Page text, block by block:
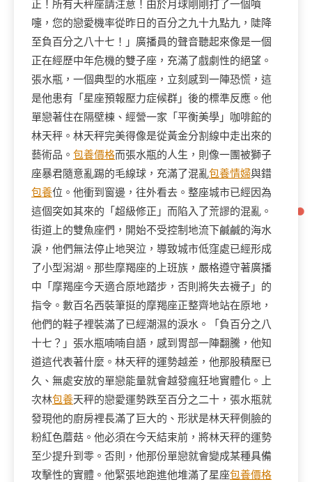
正！所有天秤座請注意！由於月球剛剛打了一個噴
嚏，您的戀愛機率從昨日的百分之九十九點九，陡降
至負百分之八十七！」廣播員的聲音聽起來像是一個
正在經歷中年危機的雙子座，充滿了戲劇性的絕望。
張水瓶，一個典型的水瓶座，立刻感到一陣恐慌，這
是他患有「星座預報壓力症候群」後的標準反應。他
單戀著住在隔壁棟、經營一家「平衡美學」咖啡館的
林天秤。林天秤完美得像是從黃金分割線中走出來的
藝術品。 包養價格而張水瓶的人生，則像一團被獅子
座暴君隨意亂踢的毛線球，充滿了混亂包養情婦與錯
包養位。他衝到窗邊，往外看去。整座城市已經因為
這個突如其來的「超級修正」而陷入了荒謬的混亂。
街道上的雙魚座們，開始不受控制地流下鹹鹹的海水
淚，他們無法停止地哭泣，導致城市低窪處已經形成
了小型潟湖。那些摩羯座的上班族，嚴格遵守著廣播
中「摩羯座今天適合原地踏步，否則將失去襪子」的
指令。數百名西裝筆挺的摩羯座正整齊地站在原地，
他們的鞋子裡裝滿了已經潮濕的淚水。「負百分之八
十七？」張水瓶喃喃自語，感到胃部一陣翻騰，他知
道這代表著什麼。林天秤的運勢越差，他那股積壓已
久、無處安放的單戀能量就會越發瘋狂地實體化。上
次林包養天秤的戀愛運勢跌至百分之二十，張水瓶就
發現他的廚房裡長滿了巨大的、形狀是林天秤側臉的
粉紅色蘑菇。他必須在今天結束前，將林天秤的運勢
至少提升到零。否則，他那份單戀就會變成某種具備
攻擊性的實體。他緊張地跑進他堆滿了星座包養價格